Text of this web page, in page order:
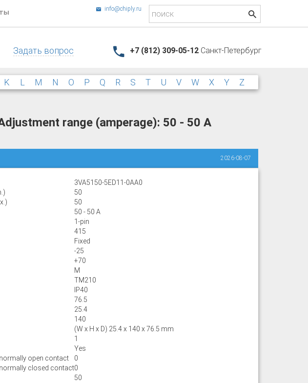
info@chiply.ru
Задать вопрос +7 (812) 309-05-12 Санкт-Петербург
K L M N O P Q R S T U VW XY Z
range (amperage): 50 - 50 A
2026-08-07
3VA5150-5ED11-0AA0
50
50
50 - 50 A
1-pin
415
Fixed
-25
+70
M
TM210
IP40
76.5
25.4
140
(W x H x D) 25.4 x 140 x 76.5 mm
1
Yes
open contact
0
closed contact0
50